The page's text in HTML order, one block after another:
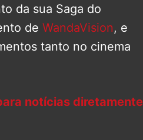
da sua Saga do
de WandaVision, e
tanto no cinema
notícias diretamente